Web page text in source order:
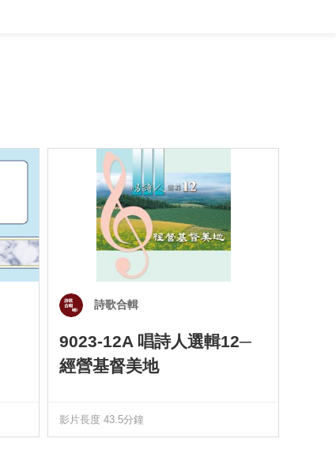
詩歌合輯
9023-12A 唱詩人選輯12─
經營基督美地
影片長度 43.5分鐘